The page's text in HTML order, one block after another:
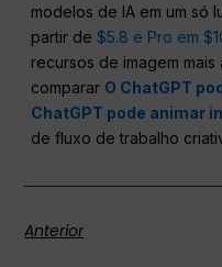
modelos de IA em um só
partir de$5.8 e Pro em
recursos de imagem
comparar O ChatGPT
ChatGPT pode animar
de fluxo de trabalho
Anterior